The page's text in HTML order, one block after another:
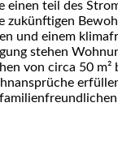
einen teil des
zukünftigen
und einem
stehen
von circa 50 m²